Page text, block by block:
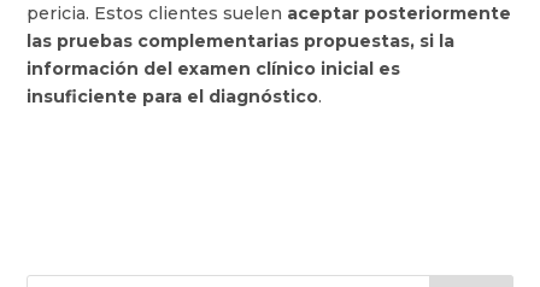
pericia. Estos clientes suelen aceptar posteriormente
las pruebas complementarias propuestas, si la
información del examen clínico inicial es
insuficiente para el diagnóstico.